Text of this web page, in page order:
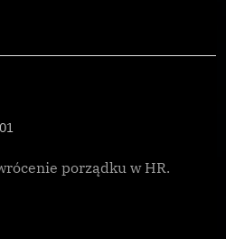
porządku w HR.